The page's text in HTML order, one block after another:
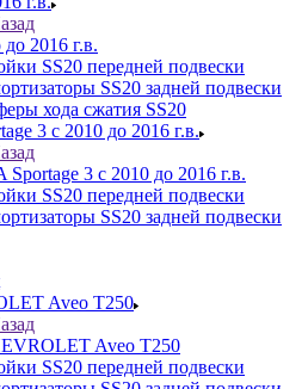
2016 г.в.
SS20 передней подвески
SS20 задней подвески
хода сжатия SS20
3 с 2010 до 2016 г.в.
Sportage 3 с 2010 до 2016 г.в.
SS20 передней подвески
SS20 задней подвески
Aveo T250
Aveo T250
SS20 передней подвески